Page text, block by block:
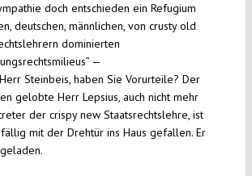
doch entschieden ein Refugium
deutschen, männlichen, von crusty old
dominierten
—
Steinbeis, haben Sie Vorurteile? Der
gelobte Herr Lepsius, auch nicht mehr
der crispy new Staatsrechtslehre, ist
mit der Drehtür ins Haus gefallen. Er